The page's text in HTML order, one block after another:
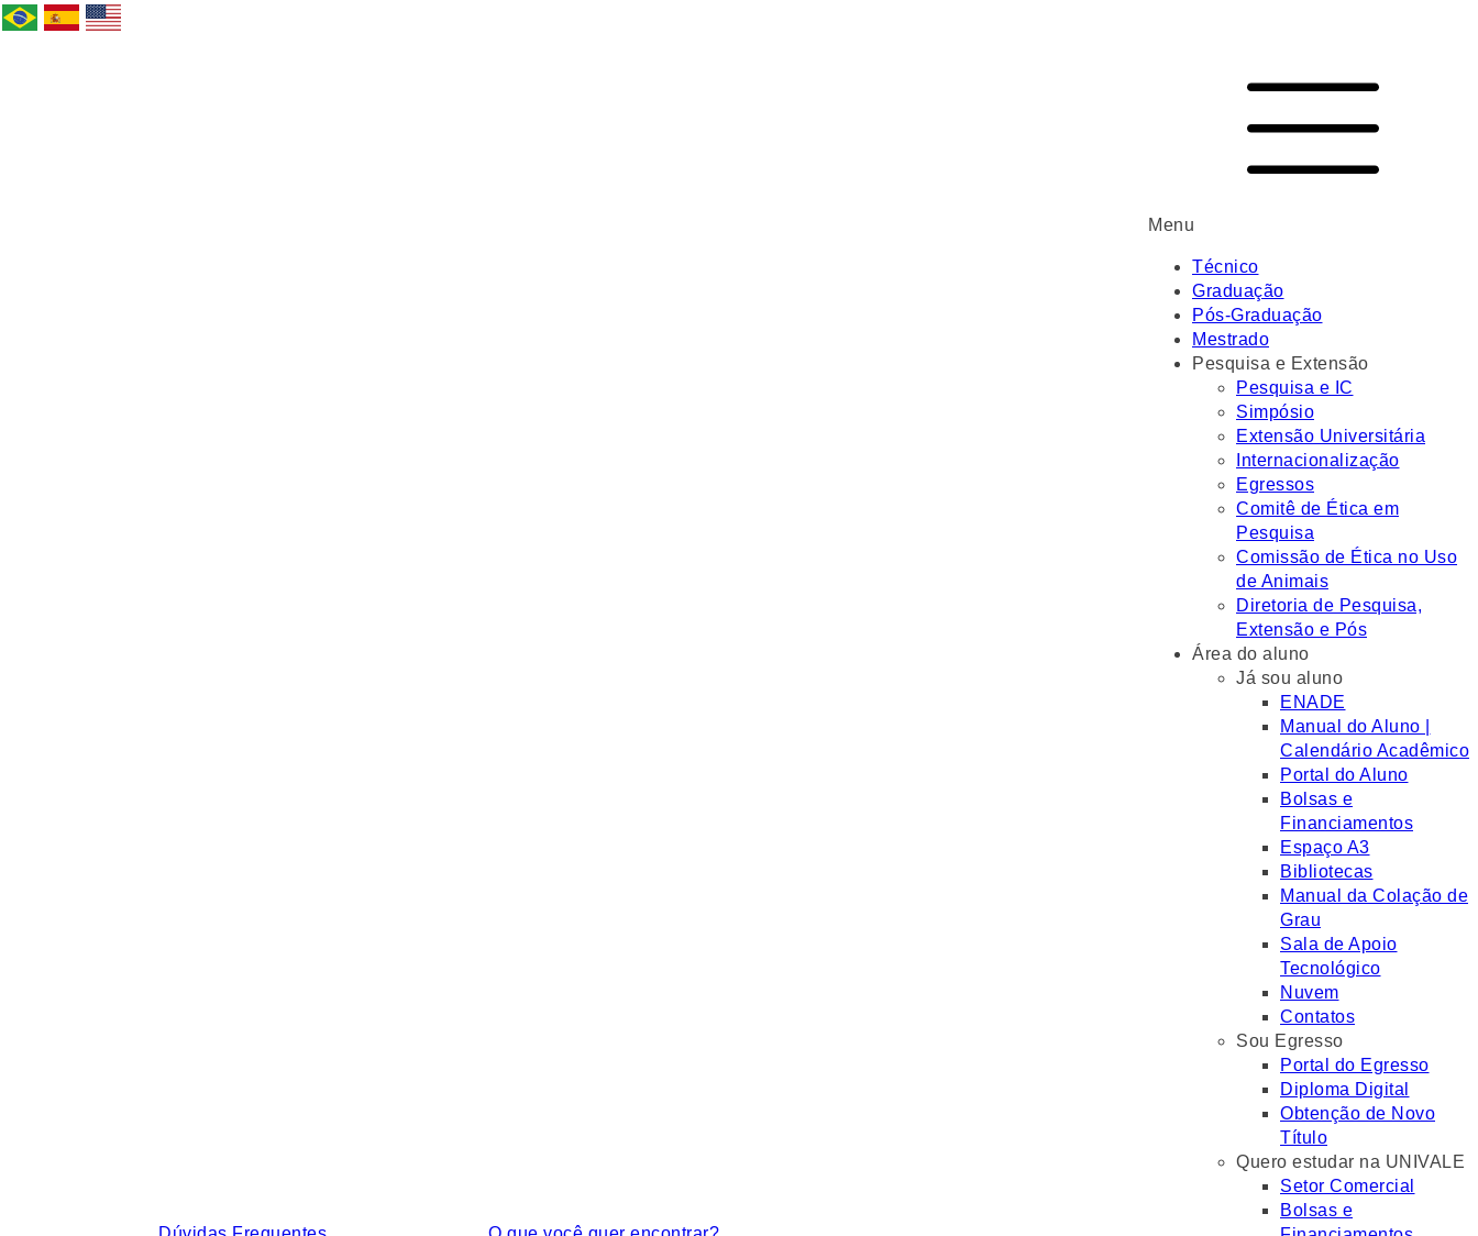
Menu
Técnico
Graduação
Pós-Graduação
Mestrado
Pesquisa e Extensão
Pesquisa e IC
Simpósio
Extensão Universitária
Internacionalização
Egressos
Comitê de Ética em
Pesquisa
Comissão de Ética no Uso
de Animais
Diretoria de Pesquisa,
Extensão e Pós
Área do aluno
Já sou aluno
ENADE
Manual do Aluno |
Calendário Acadêmico
Portal do Aluno
Bolsas e
Financiamentos
Espaço A3
Bibliotecas
Manual da Colação de
Grau
Sala de Apoio
Tecnológico
Nuvem
Contatos
Sou Egresso
Portal do Egresso
Diploma Digital
Obtenção de Novo
Título
Quero estudar na UNIVALE
Setor Comercial
Bolsas e